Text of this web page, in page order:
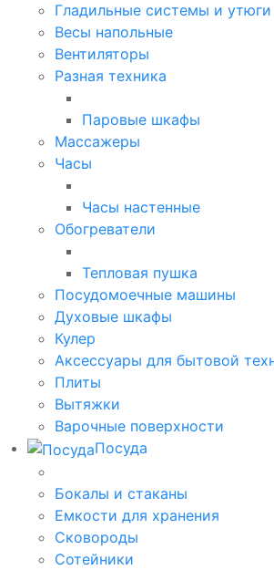
Гладильные системы и утюги
Весы напольные
Вентиляторы
Разная техника
Паровые шкафы
Массажеры
Часы
Часы настенные
Обогреватели
Тепловая пушка
Посудомоечные машины
Духовые шкафы
Кулер
Аксессуары для бытовой
Плиты
Вытяжки
Варочные поверхности
Посуда
Бокалы и стаканы
Емкости для хранения
Сковороды
Сотейники